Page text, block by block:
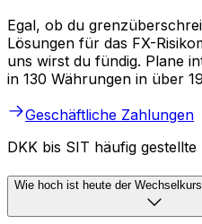
Egal, ob du
Lösungen für das FX-
uns wirst du fündig. Plane
in 130 Währungen in über
Geschäftliche Zahlungen
DKK bis SIT häufig gestellte
Wie hoch ist heute der